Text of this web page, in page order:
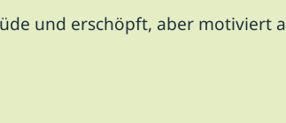
und erschöpft, aber motiviert